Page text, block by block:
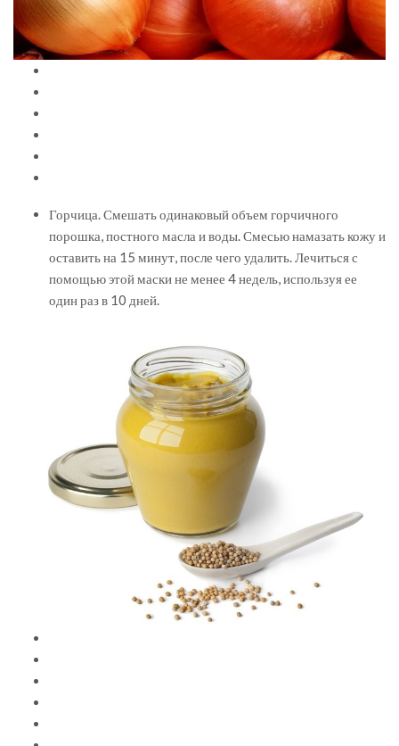
Горчица. Смешать одинаковый объем горчичного
порошка, постного масла и воды. Смесью намазать кожу и
оставить на 15 минут, после чего удалить. Лечиться с
помощью этой маски не менее 4 недель, используя ее
один раз в 10 дней.